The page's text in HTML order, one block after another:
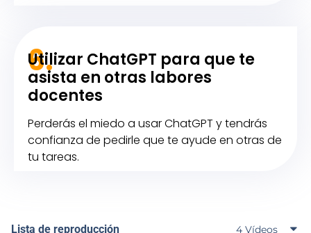
6.
Utilizar ChatGPT para que te
asista en otras labores
docentes
Perderás el miedo a usar ChatGPT y tendrás
confianza de pedirle que te ayude en otras de
tu tareas.
Lista de reproducción 4 Vídeos